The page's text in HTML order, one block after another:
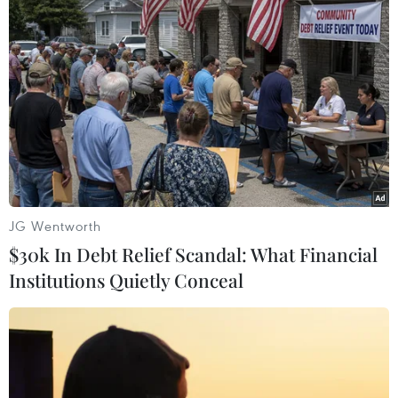
TP Hồ Chí Minh: Khai mạc Tuần
phim kỷ niệm 79 năm Ngày Thương
binh-Liệt sỹ
22/07/2026 11:29
Nguyên mẫu thuyền chiến gây chú ý
trong "bom tấn" The Odyssey
"Nghỉ hè sợ nghỉ hưu": Phim gia đình
xúc động gắn kết ông cháu cựu
chiến binh
22/07/2026 03:57
JG Wentworth
$30k In Debt Relief Scandal: What Financial
Institutions Quietly Conceal